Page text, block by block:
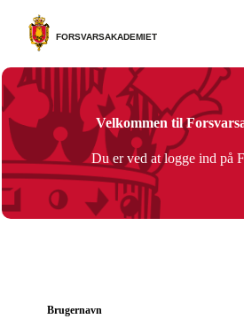
Velkommen til
Du er ved at logge ind på
Brugernavn